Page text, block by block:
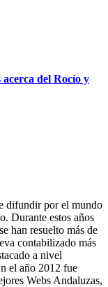
acerca del Rocío y
difundir por el mundo
Durante estos años
han resuelto más de
contabilizado más
a nivel
el año 2012 fue
Webs Andaluzas,